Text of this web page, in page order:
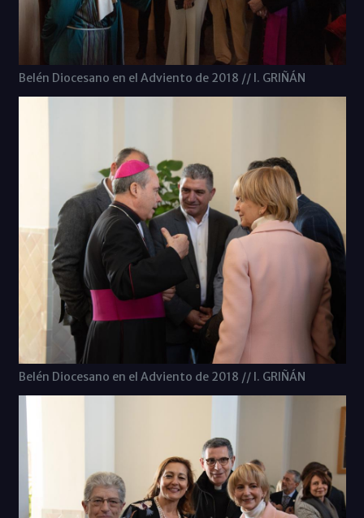
Belén Diocesano en el Adviento de 2018 // I. GRIÑÁN
Belén Diocesano en el Adviento de 2018 // I. GRIÑÁN